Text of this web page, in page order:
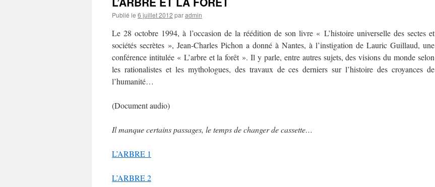
Publié le 6 juillet 2012 paradmin
Le 28 octobre 1994, à l’occasion de la réédition de son livre « L’histoire universelle des sectes et
sociétés secrètes », Jean-Charles Pichon a donné à Nantes, à l’instigation de Lauric Guillaud, une
conférence intitulée « L’arbre et la forêt ». Il y parle, entre autres sujets, des visions du monde selon
les rationalistes et les mythologues, des travaux de ces derniers sur l’histoire des croyances de
l’humanité…
(Document audio)
Il manque certains passages, le temps de changer de cassette…
L’ARBRE 1
L’ARBRE 2